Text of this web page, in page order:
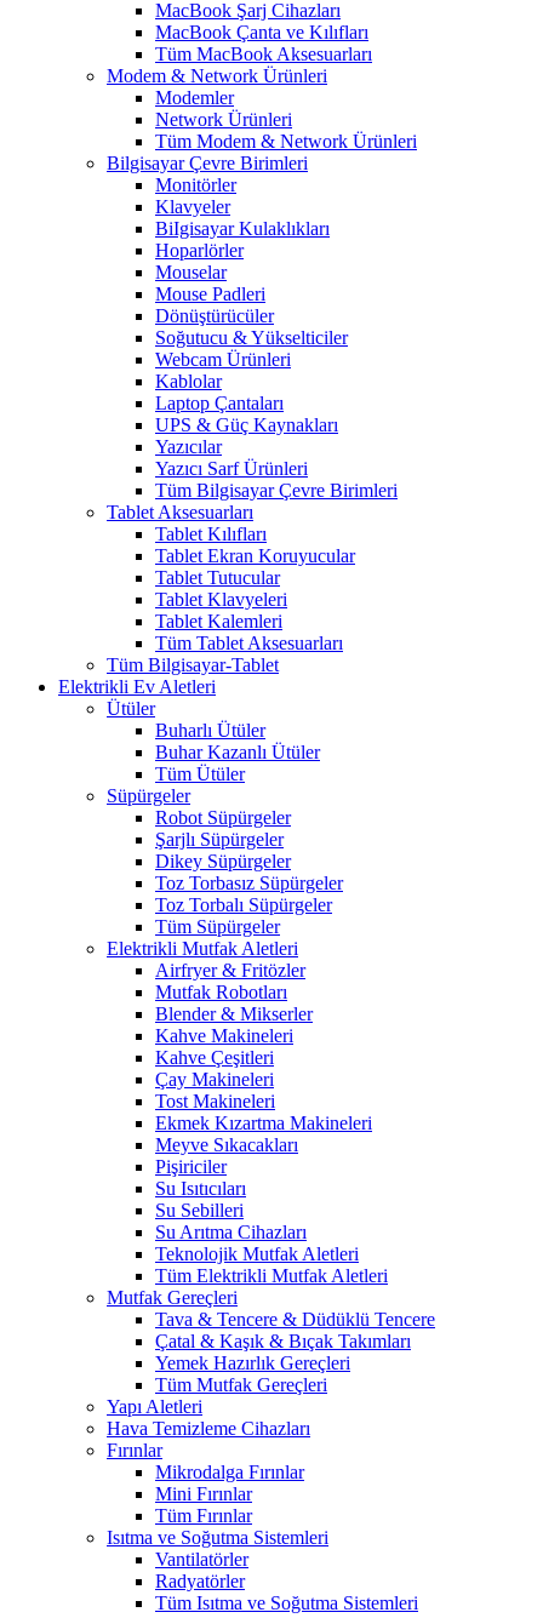
MacBook Şarj Cihazları
MacBook Çanta ve Kılıfları
Tüm MacBook Aksesuarları
Modem & Network Ürünleri
Modemler
Network Ürünleri
Tüm Modem & Network Ürünleri
Bilgisayar Çevre Birimleri
Monitörler
Klavyeler
BiIgisayar Kulaklıkları
Hoparlörler
Mouselar
Mouse Padleri
Dönüştürücüler
Soğutucu & Yükselticiler
Webcam Ürünleri
Kablolar
Laptop Çantaları
UPS & Güç Kaynakları
Yazıcılar
Yazıcı Sarf Ürünleri
Tüm Bilgisayar Çevre Birimleri
Tablet Aksesuarları
Tablet Kılıfları
Tablet Ekran Koruyucular
Tablet Tutucular
Tablet Klavyeleri
Tablet Kalemleri
Tüm Tablet Aksesuarları
Tüm Bilgisayar-Tablet
Elektrikli Ev Aletleri
Ütüler
Buharlı Ütüler
Buhar Kazanlı Ütüler
Tüm Ütüler
Süpürgeler
Robot Süpürgeler
Şarjlı Süpürgeler
Dikey Süpürgeler
Toz Torbasız Süpürgeler
Toz Torbalı Süpürgeler
Tüm Süpürgeler
Elektrikli Mutfak Aletleri
Airfryer & Fritözler
Mutfak Robotları
Blender & Mikserler
Kahve Makineleri
Kahve Çeşitleri
Çay Makineleri
Tost Makineleri
Ekmek Kızartma Makineleri
Meyve Sıkacakları
Pişiriciler
Su Isıtıcıları
Su Sebilleri
Su Arıtma Cihazları
Teknolojik Mutfak Aletleri
Tüm Elektrikli Mutfak Aletleri
Mutfak Gereçleri
Tava & Tencere & Düdüklü Tencere
Çatal & Kaşık & Bıçak Takımları
Yemek Hazırlık Gereçleri
Tüm Mutfak Gereçleri
Yapı Aletleri
Hava Temizleme Cihazları
Fırınlar
Mikrodalga Fırınlar
Mini Fırınlar
Tüm Fırınlar
Isıtma ve Soğutma Sistemleri
Vantilatörler
Radyatörler
Tüm Isıtma ve Soğutma Sistemleri